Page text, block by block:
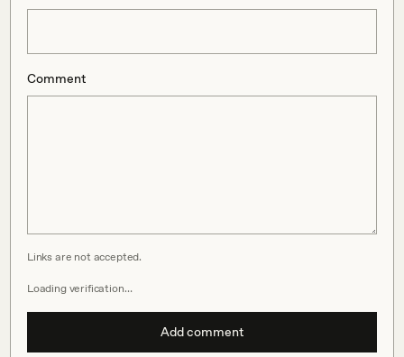
Comment
Links are not accepted.
Loading verification…
Add comment